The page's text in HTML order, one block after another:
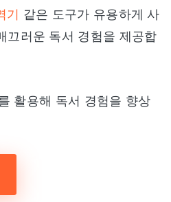
기 같은 도구가 유용하게 사
끄러운 독서 경험을 제공합
활용해 독서 경험을 향상